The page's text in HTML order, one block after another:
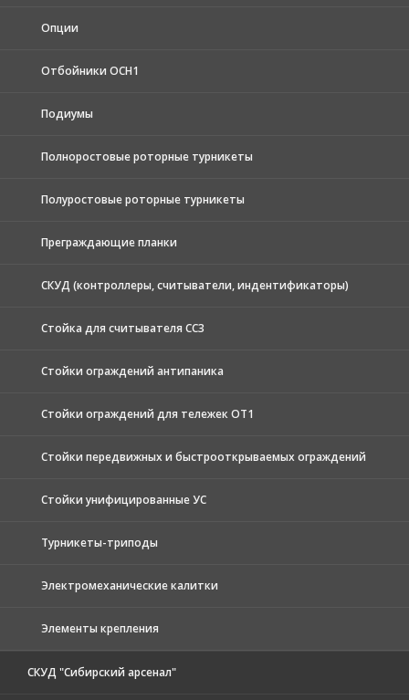
Опции
Отбойники ОСН1
Подиумы
Полноростовые роторные турникеты
Полуростовые роторные турникеты
Преграждающие планки
СКУД (контроллеры, считыватели, индентификаторы)
Стойка для считывателя СС3
Стойки ограждений антипаника
Стойки ограждений для тележек ОТ1
Стойки передвижных и быстрооткрываемых ограждений
Стойки унифицированные УС
Турникеты-триподы
Электромеханические калитки
Элементы крепления
СКУД "Сибирский арсенал"